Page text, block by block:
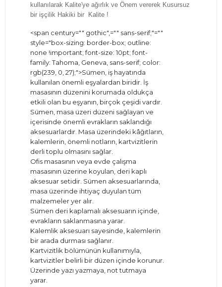
kullanılarak Kalite'ye ağırlık ve Önem vererek Kusursuz
bir işçilik Hakiki bir Kalite !
<span century="" gothic",="" sans-serif;"=""
style="box-sizing: border-box; outline:
none !important; font-size: 10pt; font-
family: Tahoma, Geneva, sans-serif; color:
rgb(239, 0, 27);">Sümen, iş hayatında
kullanılan önemli eşyalardan biridir. İş
masasının düzenini korumada oldukça
etkili olan bu eşyanın, birçok çeşidi vardır.
Sümen, masa üzeri düzeni sağlayan ve
içerisinde önemli evrakların saklandığı
aksesuarlardır. Masa üzerindeki kâğıtların,
kalemlerin, önemli notların, kartvizitlerin
derli toplu olmasını sağlar.
Ofis masasının veya evde çalışma
masasının üzerine koyulan, deri kaplı
aksesuar setidir. Sümen aksesuarlarında,
masa üzerinde ihtiyaç duyulan tüm
malzemeler yer alır.
Sümen deri kaplamalı aksesuarın içinde,
evrakların saklanmasına yarar.
Kalemlik aksesuarı sayesinde, kalemlerin
bir arada durması sağlanır.
Kartvizitlik bölümünün kullanımıyla,
kartvizitler belirli bir düzen içinde korunur.
Üzerinde yazı yazmaya, not tutmaya
yarar.